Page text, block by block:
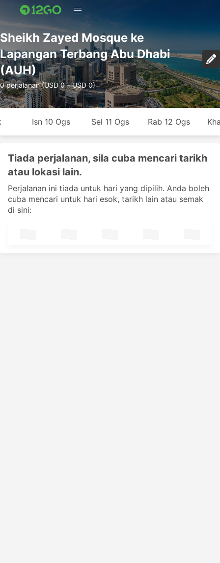
Sheikh Zayed Mosque ke
Lapangan Terbang Abu Dhabi
(AUH)
0 perjalanan (USD 0 – USD 0)
Isn 10 Ogs Sel 11 Ogs Rab 12 Ogs
Tiada perjalanan, sila cuba mencari tarikh
atau lokasi lain.
Perjalanan ini tiada untuk hari yang dipilih. Anda boleh
cuba mencari untuk hari esok, tarikh lain atau semak
di sini: